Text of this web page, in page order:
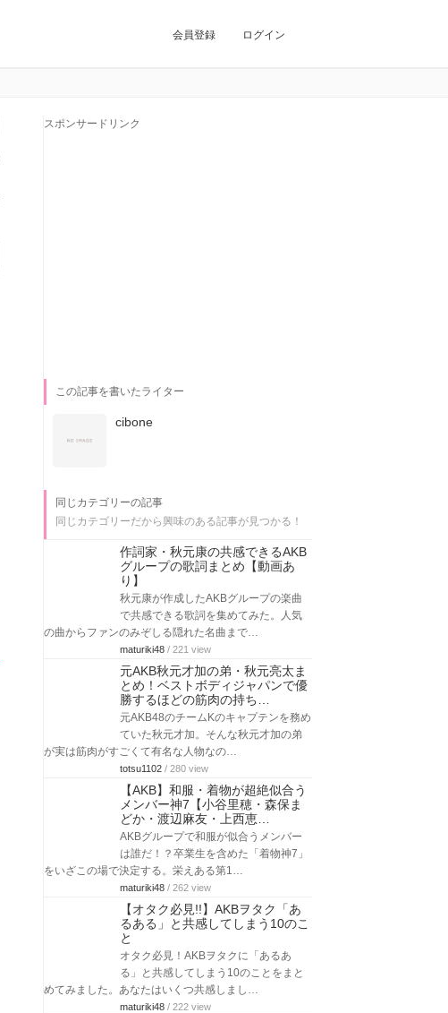
会員登録 ログイン
スポンサードリンク
この記事を書いたライター
cibone
同じカテゴリーの記事
同じカテゴリーだから興味のある記事が見つかる！
作詞家・秋元康の共感できるAKB
グループの歌詞まとめ【動画あ
り】
秋元康が作成したAKBグループの楽曲
で共感できる歌詞を集めてみた。人気
の曲からファンのみぞしる隠れた名曲まで…
maturiki48 / 221 view
元AKB秋元才加の弟・秋元亮太ま
とめ！ベストボディジャパンで優
勝するほどの筋肉の持ち…
元AKB48のチームKのキャプテンを務め
ていた秋元才加。そんな秋元才加の弟
が実は筋肉がすごくて有名な人物なの…
totsu1102 / 280 view
【AKB】和服・着物が超絶似合う
メンバー神7【小谷里穂・森保ま
どか・渡辺麻友・上西恵…
AKBグループで和服が似合うメンバー
は誰だ！？卒業生を含めた「着物神7」
をいざこの場で決定する。栄えある第1…
maturiki48 / 262 view
【オタク必見!!】AKBヲタク「あ
るある」と共感してしまう10のこ
と
オタク必見！AKBヲタクに「あるあ
る」と共感してしまう10のことをまと
めてみました。あなたはいくつ共感しまし…
maturiki48 / 222 view